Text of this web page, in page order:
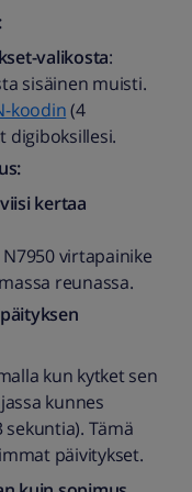
valikosta:
sisäinen muisti.
koodin(4
digiboksillesi.
viisi kertaa
virtapainike
reunassa.
kun kytket sen
kunnes
Tämä
päivitykset.